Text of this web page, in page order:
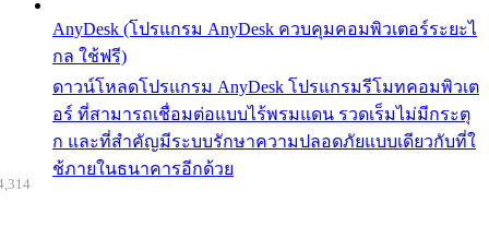
AnyDesk (โปรแกรม AnyDesk ควบคุมคอมพิวเตอร์ระยะไ
กล ใช้ฟรี)
ดาวน์โหลดโปรแกรม AnyDesk โปรแกรมรีโมทคอมพิวเต
อร์ ที่สามารถเชื่อมต่อแบบไร้พรมแดน รวดเร็มไม่มีกระตุ
ก และที่สำคัญมีระบบรักษาความปลอดภัยแบบเดียวกับที่ใ
ช้ภายในธนาคารอีกด้วย